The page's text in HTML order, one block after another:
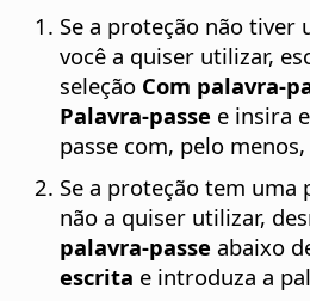
Se a proteção não tiver
você a quiser utilizar,
seleção Com palavra-
Palavra-passe e insira
passe com, pelo
Se a proteção tem uma
não a quiser utilizar,
palavra-passe abaixo
escrita e introduza a